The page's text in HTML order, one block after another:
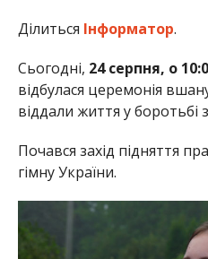
Ділиться Інформатор.
Сьогодні, 24 серпня, о
відбулася церемонія
віддали життя у боротьбі
Почався захід підняття
гімну України.